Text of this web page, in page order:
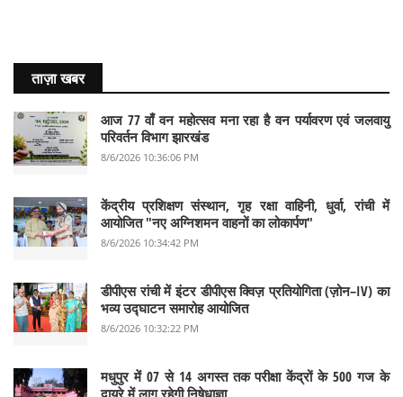
ताज़ा खबर
आज 77 वाँ वन महोत्सव मना रहा है वन पर्यावरण एवं जलवायु
परिवर्तन विभाग झारखंड
8/6/2026 10:36:06 PM
केंद्रीय प्रशिक्षण संस्थान, गृह रक्षा वाहिनी, धुर्वा, रांची में
आयोजित "नए अग्निशमन वाहनों का लोकार्पण"
8/6/2026 10:34:42 PM
डीपीएस रांची में इंटर डीपीएस क्विज़ प्रतियोगिता (ज़ोन–IV) का
भव्य उद्घाटन समारोह आयोजित
8/6/2026 10:32:22 PM
मधुपुर में 07 से 14 अगस्त तक परीक्षा केंद्रों के 500 गज के
दायरे में लागू रहेगी निषेधाज्ञा